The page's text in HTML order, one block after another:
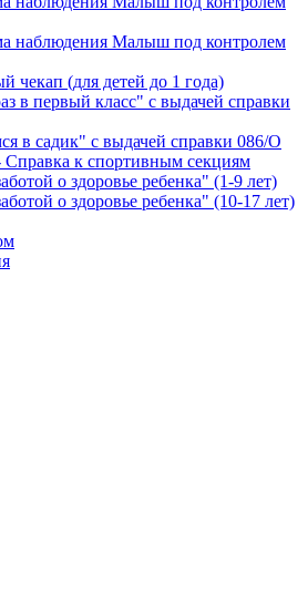
наблюдения Малыш под контролем
чекап (для детей до 1 года)
в первый класс" с выдачей справки
в садик" с выдачей справки 086/О
к спортивным секциям
о здоровье ребенка" (1-9 лет)
о здоровье ребенка" (10-17 лет)